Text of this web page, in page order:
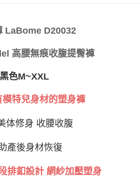
公司提供之「AFTEE先享後付」服務完成之交
司。
請瀏覽以下網址：
得法定代理人或監護人之同意方可使用
時，將依據個別帳號之用戶狀況，依本公司即
停止該用戶之使用額度並採取法律行動。
以上)免運費
以上)免運費
LaBome D20032
高腰無痕收腹提臀褲
黑色M~XXL
模特兒身材的塑身褲
体修身 收腰收腹
產後身材恢復
排釦設計 網紗加壓塑身